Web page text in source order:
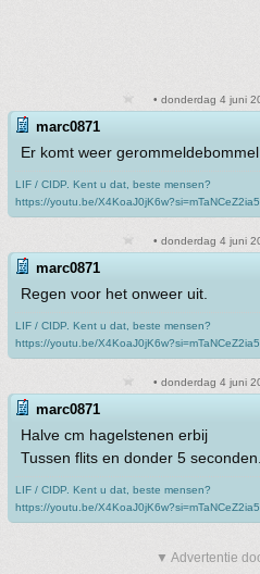
• donderdag 4 juni
marc0871
Er komt weer gerommeldebommel
LIF / CIDP. Kent u dat, beste mensen?
https://youtu.be/
• donderdag 4 juni
marc0871
Regen voor het onweer uit.
LIF / CIDP. Kent u dat, beste mensen?
https://youtu.be/
• donderdag 4 juni
marc0871
Halve cm hagelstenen erbij
Tussen flits en donder 5 seconden.
LIF / CIDP. Kent u dat, beste mensen?
https://youtu.be/
▼ Advertentie